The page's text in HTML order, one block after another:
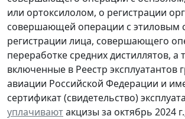
или ортоксилолом, о регистрации
совершающей операции с этиловым
регистрации лица, совершающего
переработке средних дистиллятов, а
включенные в Реестр эксплуатантов
авиации Российской Федерации и
сертификат (свидетельство)
уплачиваютакцизы за октябрь 2024